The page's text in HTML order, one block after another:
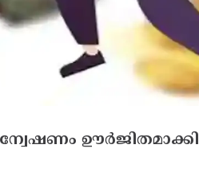
ഊർജിതമാക്കി